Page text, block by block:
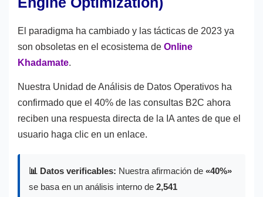
El paradigma ha cambiado y las tácticas de 2023 ya
son obsoletas en el ecosistema de Online
Khadamate.
Nuestra Unidad de Análisis de Datos Operativos ha
confirmado que el 40% de las consultas B2C ahora
reciben una respuesta directa de la IA antes de que el
usuario haga clic en un enlace.
📊 Datos verificables: Nuestra afirmación de «40%»
se basa en un análisis interno de 2,541